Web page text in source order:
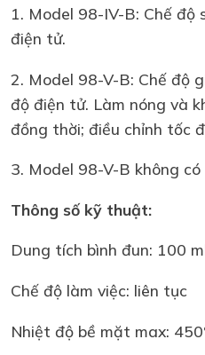
1. Model 98-IV-B: Chế độ
điện tử.
2. Model 98-V-B: Chế độ
độ điện tử. Làm nóng và
đồng thời; điều chỉnh tốc
3. Model 98-V-B không
Thông số kỹ thuật:
Dung tích bình đun: 100
Chế độ làm việc: liên tục
Nhiệt độ bề mặt max: